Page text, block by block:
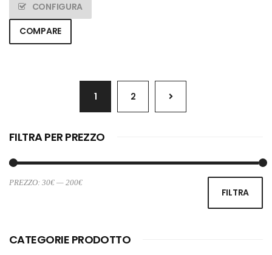
CONFIGURA
COMPARE
1 2
FILTRA PER PREZZO
FILTRA
PREZZO: 30€ — 200€
CATEGORIE PRODOTTO